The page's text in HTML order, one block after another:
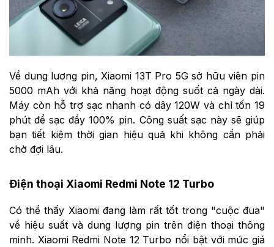
Về dung lượng pin, Xiaomi 13T Pro 5G sở hữu viên pin
5000 mAh với khả năng hoạt động suốt cả ngày dài.
Máy còn hỗ trợ sạc nhanh có dây 120W và chỉ tốn 19
phút để sạc đầy 100% pin. Công suất sạc này sẽ giúp
bạn tiết kiệm thời gian hiệu quả khi không cần phải
chờ đợi lâu.
Điện thoại Xiaomi Redmi Note 12 Turbo
Có thể thấy Xiaomi đang làm rất tốt trong "cuộc đua"
về hiệu suất và dung lượng pin trên điện thoại thông
minh. Xiaomi Redmi Note 12 Turbo nổi bật với mức giá